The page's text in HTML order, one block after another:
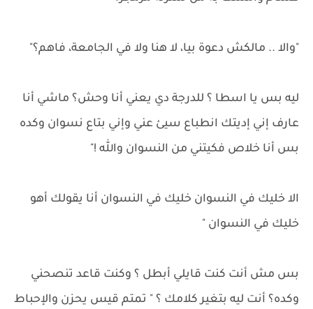
"والا .. مالكش دعوة بيا، لا هنا ولا في الجامعة، فاهم؟"
ليه بس يا اسطا ؟ للدرجة دي يعني أنا وحش؟ ماشي أنا
عارف إني إديتك انطباع سيئ عني وإني بتاع نسوان وكده
بس أنا خلاص فكيتني من النسوان والله !"
الا خليك في النسوان خليك في النسوان أنا يقولك أهو
خليك في النسوان "
بس مش أنت كنت قايلي أبطل ؟ وكنت قاعد تنصحني
وكده؟ أنت ليه بتغير كلامك ؟ " تمتم قيس يحزن والإحباط